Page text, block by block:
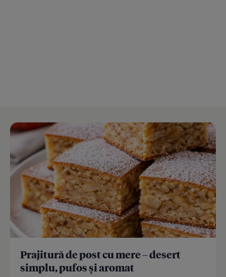
Prajitură de post cu mere – desert
simplu, pufos și aromat